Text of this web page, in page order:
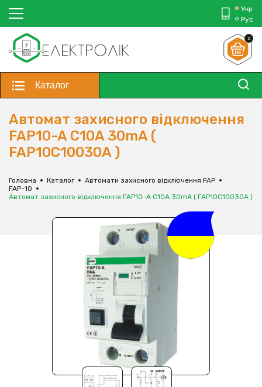
Укр
Рус
0
Каталог
Автомат захисного відключення
FAP10-A С10A 30mA (
FAP10С10030A )
Головна Каталог
Автомати захисного відключення FAP
FAP-10
Автомат захисного відключення FAP10-A С10A 30mA ( FAP10С10030A )